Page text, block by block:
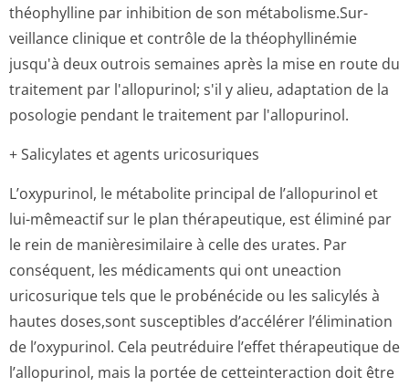
théophylline par inhibition de son métabolisme.Sur­
veillance clinique et contrôle de la théophyllinémie
jusqu'à deux outrois semaines après la mise en route du
traitement par l'allopurinol; s'il y alieu, adaptation de la
posologie pendant le traitement par l'allopurinol.
+ Salicylates et agents uricosuriques
L’oxypurinol, le métabolite principal de l’allopurinol et
lui-mêmeactif sur le plan thérapeutique, est éliminé par
le rein de manièresimilaire à celle des urates. Par
conséquent, les médicaments qui ont uneaction
uricosurique tels que le probénécide ou les salicylés à
hautes doses,sont susceptibles d’accélérer l’élimination
de l’oxypurinol. Cela peutréduire l’effet thérapeutique de
l’allopurinol, mais la portée de cetteinteraction doit être